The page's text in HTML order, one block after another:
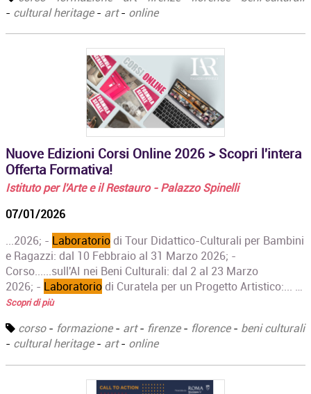
- cultural heritage- art- online
Nuove Edizioni Corsi Online 2026 > Scopri l'intera
Offerta Formativa!
Istituto per l'Arte e il Restauro - Palazzo Spinelli
07/01/2026
...2026; - Laboratoriodi Tour Didattico-Culturali per Bambini
e Ragazzi: dal 10 Febbraio al 31 Marzo 2026; -
Corso......sull'AI nei Beni Culturali: dal 2 al 23 Marzo
2026; - Laboratoriodi Curatela per un Progetto Artistico:... …
Scopri di più
corso- formazione- art- firenze- florence- beni culturali
- cultural heritage- art- online